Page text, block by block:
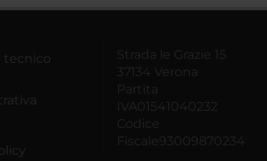
tecnico
Strada le Grazie 15
37134 Verona
Partita
IVA01541040232
Codice
Fiscale93009870234